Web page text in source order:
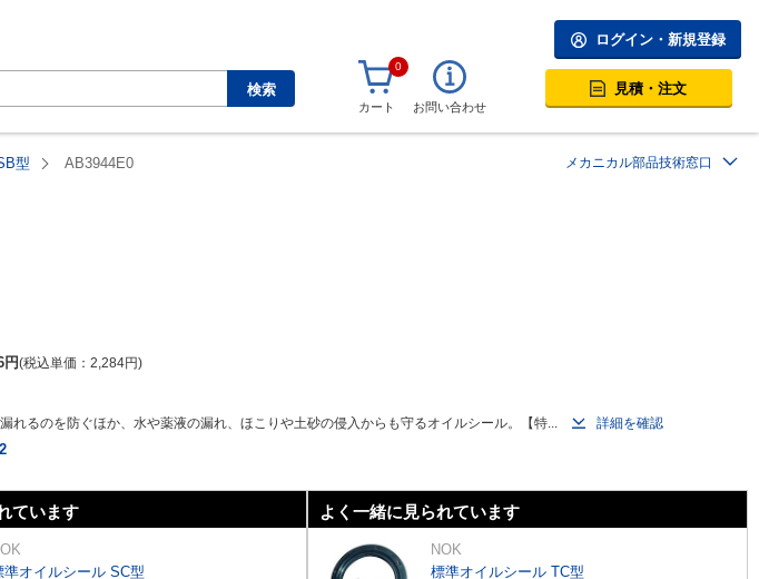
検索
ログイン・新規登録
0
カート お問い合わせ
見積・注文
型 AB3944E0 メカニカル部品技術窓口
円 税込単価 2,284円
れるのを防ぐほか、水や薬液の漏れ、ほこりや土砂の侵入からも守るオイルシール。【特...
詳細を確認
ています
準オイルシール SC型
よく一緒に見られています
NOK
標準オイルシール TC型